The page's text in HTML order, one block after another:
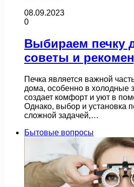
08.09.2023
0
Выбираем печку
советы и
Печка является важной
дома, особенно в холодные
создает комфорт и уют в
Однако, выбор и установка
сложной задачей,…
Бытовые вопросы